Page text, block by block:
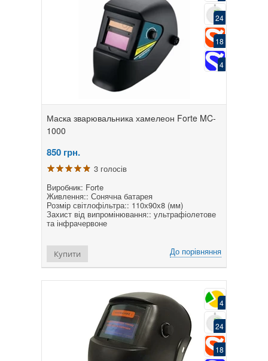
24
18
4
Маска зварювальника хамелеон Forte MC-
1000
850 грн.
3 голосів
Виробник: Forte
Живлення:: Сонячна батарея
Розмір світлофільтра:: 110х90х8 (мм)
Захист від випромінювання:: ультрафіолетове
та інфрачервоне
До порівняння
Купити
4
24
18